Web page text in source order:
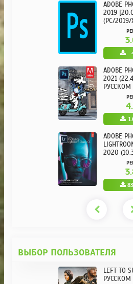
ADOBE
2019
(PC/
РУССКОМ
ADOBE
2021
РУССКОМ
KPOJIUK
ADOBE
2020
РУССКОМ
KPOJIUK
ВЫБОР ПОЛЬЗОВАТЕЛЯ
LEFT TO
РУССКОМ